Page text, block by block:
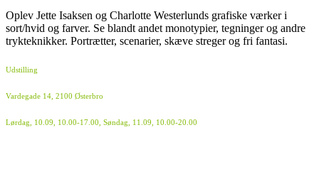
Oplev Jette Isaksen og Charlotte Westerlunds grafiske værker i
sort/hvid og farver. Se blandt andet monotypier, tegninger og andre
trykteknikker. Portrætter, scenarier, skæve streger og fri fantasi.
Udstilling
Vardegade 14, 2100 Østerbro
Lørdag, 10.09, 10.00-17.00, Søndag, 11.09, 10.00-20.00